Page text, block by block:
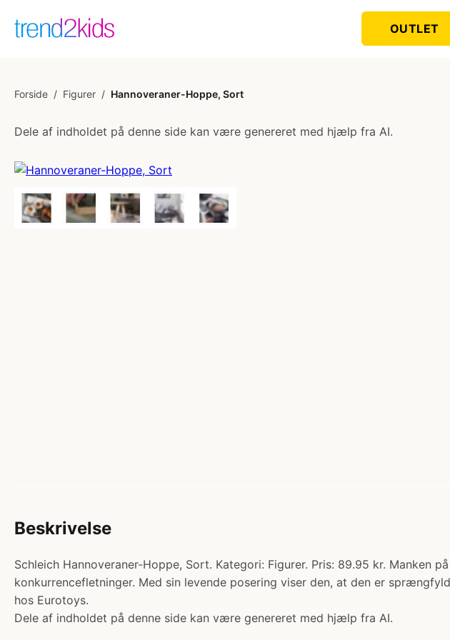
OUTLET
Forside / Figurer / Hannoveraner-Hoppe, Sort
Dele af indholdet på denne side kan være genereret med hjælp fra AI.
Beskrivelse
Schleich Hannoveraner-Hoppe, Sort. Kategori: Figurer. Pris: 89.95 kr. Manken
konkurrencefletninger. Med sin levende posering viser den, at den er
hos Eurotoys.
Dele af indholdet på denne side kan være genereret med hjælp fra AI.